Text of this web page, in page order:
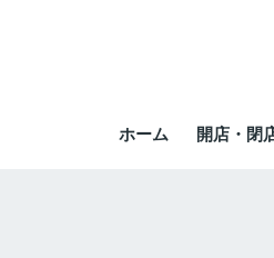
ホーム 開店・閉